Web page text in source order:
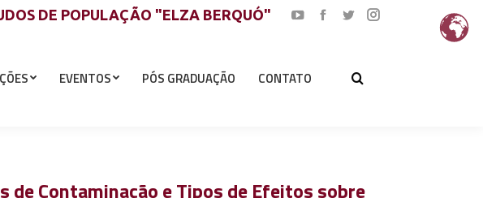
DE POPULAÇÃO "ELZA BERQUÓ"
YouTube
in
Facebook
Twitter
in
Instagram
EVENTOS PÓS GRADUAÇÃO CONTATO
de Contaminação e Tipos de Efeitos sobre